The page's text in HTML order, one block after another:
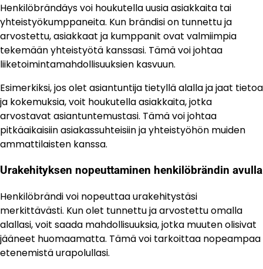
Henkilöbrändäys voi houkutella uusia asiakkaita tai
yhteistyökumppaneita. Kun brändisi on tunnettu ja
arvostettu, asiakkaat ja kumppanit ovat valmiimpia
tekemään yhteistyötä kanssasi. Tämä voi johtaa
liiketoimintamahdollisuuksien kasvuun.
Esimerkiksi, jos olet asiantuntija tietyllä alalla ja jaat tietoa
ja kokemuksia, voit houkutella asiakkaita, jotka
arvostavat asiantuntemustasi. Tämä voi johtaa
pitkäaikaisiin asiakassuhteisiin ja yhteistyöhön muiden
ammattilaisten kanssa.
Urakehityksen nopeuttaminen henkilöbrändin avulla
Henkilöbrändi voi nopeuttaa urakehitystäsi
merkittävästi. Kun olet tunnettu ja arvostettu omalla
alallasi, voit saada mahdollisuuksia, jotka muuten olisivat
jääneet huomaamatta. Tämä voi tarkoittaa nopeampaa
etenemistä urapolullasi.